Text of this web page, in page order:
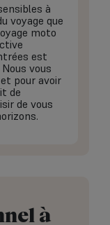
à
voyage que
moto
est
vous
pour avoir
de
de vous
à